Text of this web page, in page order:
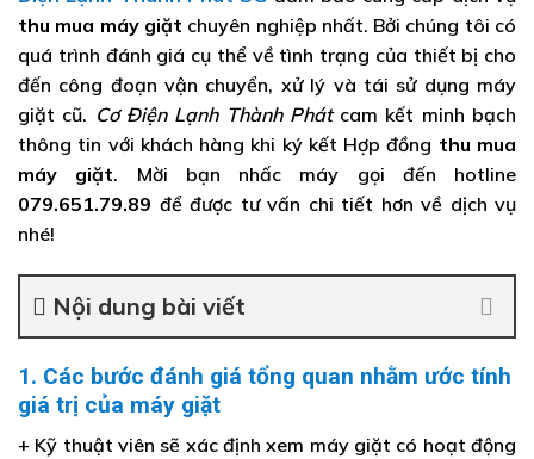
thu mua máy giặt chuyên nghiệp nhất. Bởi chúng tôi có
quá trình đánh giá cụ thể về tình trạng của thiết bị cho
đến công đoạn vận chuyển, xử lý và tái sử dụng máy
giặt cũ. Cơ Điện Lạnh Thành Phátcam kết minh bạch
thông tin với khách hàng khi ký kết Hợp đồng thu mua
máy giặt. Mời bạn nhấc máy gọi đến hotline
079.651.79.89 để được tư vấn chi tiết hơn về dịch vụ
nhé!
Nội dung bài viết
1. Các bước đánh giá tổng quan nhằm ước tính
giá trị của máy giặt
+ Kỹ thuật viên sẽ xác định xem máy giặt có hoạt động